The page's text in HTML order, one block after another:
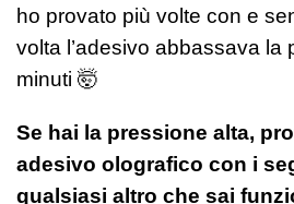
ho provato più volte con e
volta l’adesivo abbassava la
minuti 🤯
Se hai la pressione alta,
adesivo olografico con i
qualsiasi altro che sai